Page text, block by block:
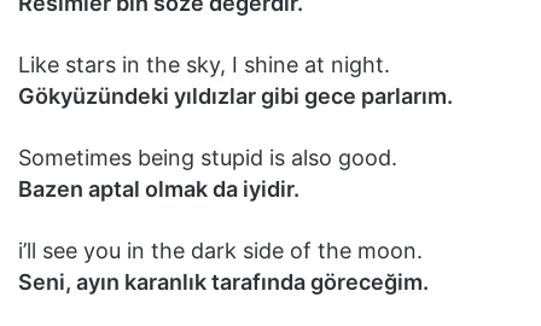
Like stars in the sky, I shine at night.
Gökyüzündeki yıldızlar gibi gece parlarım.
Sometimes being stupid is also good.
Bazen aptal olmak da iyidir.
i’ll see you in the dark side of the moon.
Seni, ayın karanlık tarafında göreceğim.